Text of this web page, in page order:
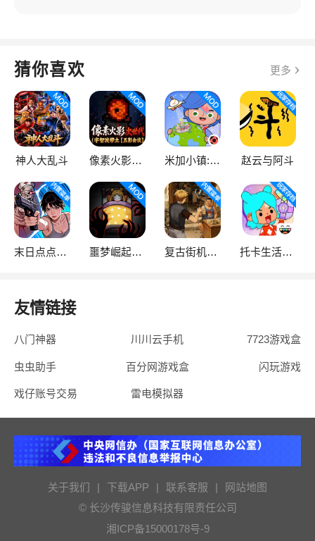
猜你喜欢 更多
神人大乱斗 像素火影次世代 米加小镇:世界 赵云与阿斗
末日点点（辅助菜单） 噩梦崛起：生存 复古街机大亨 托卡生活：世界
友情链接
八门神器 川川云手机 7723游戏盒
虫虫助手 百分网游戏盒 闪玩游戏
戏仔账号交易 雷电模拟器
关于我们 | 下载APP | 联系客服 |
网站地图
© 长沙传骏信息科技有限责任公司
湘ICP备15000178号-9